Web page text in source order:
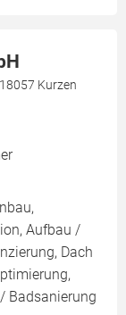
Kurzen
Aufbau /
Dach
Badsanierung